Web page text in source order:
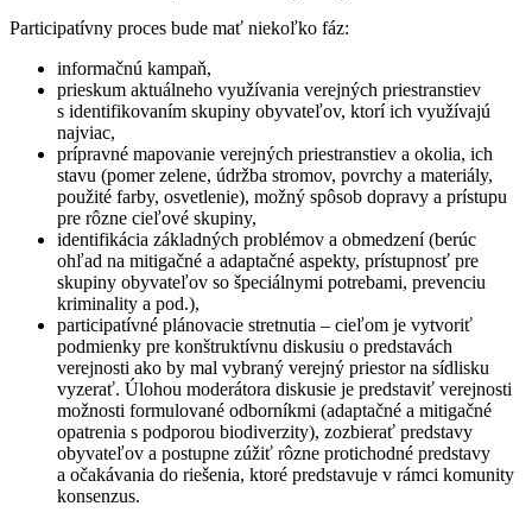
Participatívny proces bude mať niekoľko fáz:
informačnú kampaň,
prieskum aktuálneho využívania verejných priestranstiev
s identifikovaním skupiny obyvateľov, ktorí ich využívajú
najviac,
prípravné mapovanie verejných priestranstiev a okolia, ich
stavu (pomer zelene, údržba stromov, povrchy a materiály,
použité farby, osvetlenie), možný spôsob dopravy a prístupu
pre rôzne cieľové skupiny,
identifikácia základných problémov a obmedzení (berúc
ohľad na mitigačné a adaptačné aspekty, prístupnosť pre
skupiny obyvateľov so špeciálnymi potrebami, prevenciu
kriminality a pod.),
participatívné plánovacie stretnutia – cieľom je vytvoriť
podmienky pre konštruktívnu diskusiu o predstavách
verejnosti ako by mal vybraný verejný priestor na sídlisku
vyzerať. Úlohou moderátora diskusie je predstaviť verejnosti
možnosti formulované odborníkmi (adaptačné a mitigačné
opatrenia s podporou biodiverzity), zozbierať predstavy
obyvateľov a postupne zúžiť rôzne protichodné predstavy
a očakávania do riešenia, ktoré predstavuje v rámci komunity
konsenzus.